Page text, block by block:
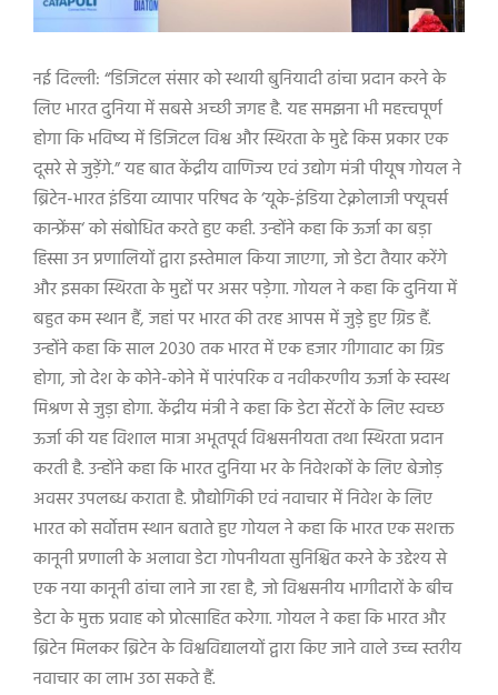
नई दिल्ली:“डिजिटल संसार को स्थायी बुनियादी ढांचा प्रदान करने के
लिए भारत दुनिया में सबसे अच्छी जगह है. यह समझना भी महत्त्वपूर्ण
होगा कि भविष्य में डिजिटल विश्व और स्थिरता के मुद्दे किस प्रकार एक
दूसरे से जुड़ेंगे.”यह बात केंद्रीय वाणिज्य एवं उद्योग मंत्री पीयूष गोयल ने
ब्रिटेन-भारत इंडिया व्यापार परिषद के‘यूके-इंडिया टेक्नोलाजी फ्यूचर्स
कान्फ्रेंस‘को संबोधित करते हुए कही. उन्होंने कहा कि ऊर्जा का बड़ा
हिस्सा उन प्रणालियों द्वारा इस्तेमाल किया जाएगा,जो डेटा तैयार करेंगे
और इसका स्थिरता के मुद्दों पर असर पड़ेगा. गोयल ने कहा कि दुनिया में
बहुत कम स्थान हैं,जहां पर भारत की तरह आपस में जुड़े हुए ग्रिड हैं.
उन्होंने कहा कि साल2030तक भारत में एक हजार गीगावाट का ग्रिड
होगा,जो देश के कोने-कोने में पारंपरिक व नवीकरणीय ऊर्जा के स्वस्थ
मिश्रण से जुड़ा होगा. केंद्रीय मंत्री ने कहा कि डेटा सेंटरों के लिए स्वच्छ
ऊर्जा की यह विशाल मात्रा अभूतपूर्व विश्वसनीयता तथा स्थिरता प्रदान
करती है. उन्होंने कहा कि भारत दुनिया भर के निवेशकों के लिए बेजोड़
अवसर उपलब्ध कराता है. प्रौद्योगिकी एवं नवाचार में निवेश के लिए
भारत को सर्वोत्तम स्थान बताते हुए गोयल ने कहा कि भारत एक सशक्त
कानूनी प्रणाली के अलावा डेटा गोपनीयता सुनिश्चित करने के उद्देश्य से
एक नया कानूनी ढांचा लाने जा रहा है,जो विश्वसनीय भागीदारों के बीच
डेटा के मुक्त प्रवाह को प्रोत्साहित करेगा. गोयल ने कहा कि भारत और
ब्रिटेन मिलकर ब्रिटेन के विश्वविद्यालयों द्वारा किए जाने वाले उच्च स्तरीय
नवाचार का लाभ उठा सकते हैं.